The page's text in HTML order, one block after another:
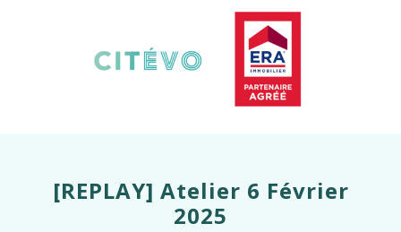
[REPLAY] Atelier 6 Février
2025